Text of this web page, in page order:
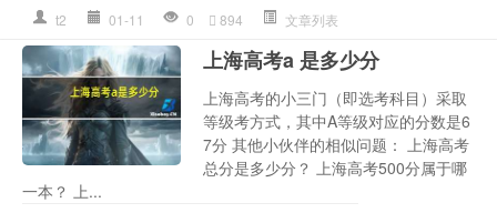
t2 01-11 0 894 文章列表
上海高考a 是多少分
上海高考的小三门（即选考科目）采取
等级考方式，其中A等级对应的分数是6
7分 其他小伙伴的相似问题： 上海高考
总分是多少分？ 上海高考500分属于哪
一本？ 上...